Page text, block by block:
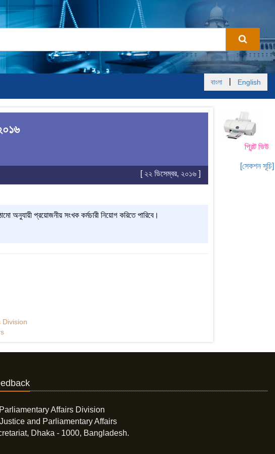
বাংলা English
প্রিন্ট ভিউ
[সেকশন সূচি]
[ ২২ ডিসেম্বর, ২০১৬ ]
অনুযায়ী প্রয়োজনীয় সংখক কর্মচারী নিয়োগ করিতে পারিবে।
Division
Affairs Division
and Parliamentary Affairs
Dhaka - 1000, Bangladesh.